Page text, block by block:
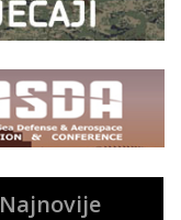
Najnovije